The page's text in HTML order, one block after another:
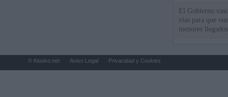
El Gobierno
vías para que
menores
© Kiosko.net Aviso Legal Privacidad y Cookies